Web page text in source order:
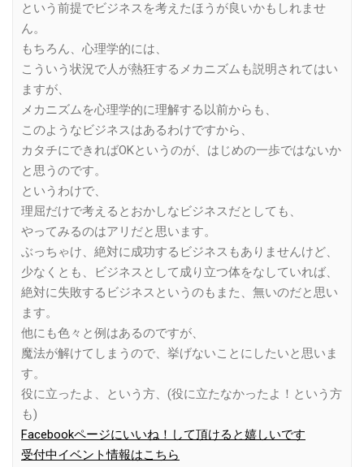
という前提でビジネスを考えたほうが良いかもしれませ
ん。
もちろん、心理学的には、
こういう状況で人が熱狂するメカニズムも説明されてはい
ますが、
メカニズムを心理学的に理解する以前からも、
このようなビジネスはあるわけですから、
カタチにできればOKというのが、はじめの一歩ではないか
と思うのです。
というわけで、
理屈だけで考えるとおかしなビジネスだとしても、
やってみるのはアリだと思います。
ぶっちゃけ、絶対に成功するビジネスもありませんけど、
少なくとも、ビジネスとして成り立つ体をなしていれば、
絶対に失敗するビジネスというのもまた、無いのだと思い
ます。
他にも色々と例はあるのですが、
魔法が解けてしまうので、挙げないことにしたいと思いま
す。
役に立ったよ、という方、(役に立たなかったよ！という方
も)
Facebookページにいいね！して頂けると嬉しいです
受付中イベント情報はこちら